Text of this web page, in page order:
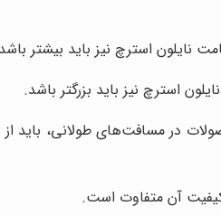
استرچ نیز باید بیشتر
استرچ نیز باید بزرگتر باشد.
در مسافت‌های طولانی، باید از
آن متفاوت است.